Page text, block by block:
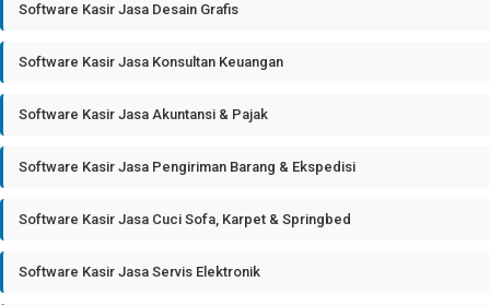
Software Kasir Jasa Desain Grafis
Software Kasir Jasa Konsultan Keuangan
Software Kasir Jasa Akuntansi & Pajak
Software Kasir Jasa Pengiriman Barang & Ekspedisi
Software Kasir Jasa Cuci Sofa, Karpet & Springbed
Software Kasir Jasa Servis Elektronik